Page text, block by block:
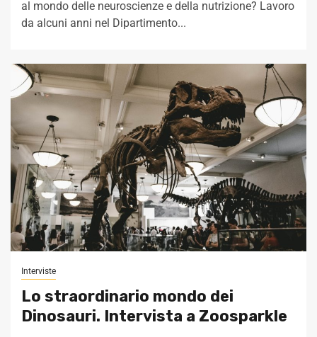
al mondo delle neuroscienze e della nutrizione? Lavoro
da alcuni anni nel Dipartimento...
Interviste
Lo straordinario mondo dei
Dinosauri. Intervista a Zoosparkle